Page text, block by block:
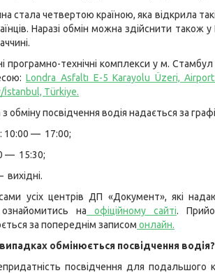
стала четвертою країною, яка відкрила
Наразі обмін можна здійснити також у
програмно-технічні комплекси у м.
Londra Asfaltı E-5 Karayolu Üzeri,
İstanbul, Türkiye.
обміну посвідчення водія надається за
10:00 — 17:00;
— 15:30;
усіх центрів ДП «Документ», які
на
офіційному сайті.
за попереднім записом онлайн.
обмінюється посвідчення
посвідчення для подальшого